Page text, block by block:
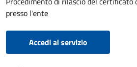
presso l'ente
Accedi al servizio